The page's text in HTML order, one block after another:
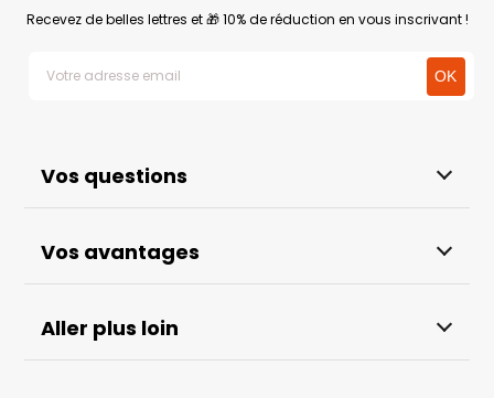
Vos questions
Vos avantages
Aller plus loin
Recevez de belles lettres et 🎁 10% de réduction en vous inscrivant !